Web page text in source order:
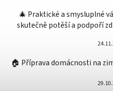
🎄 Praktické a smysluplné
skutečně potěší a podpoří
🏠 Příprava domácnosti na